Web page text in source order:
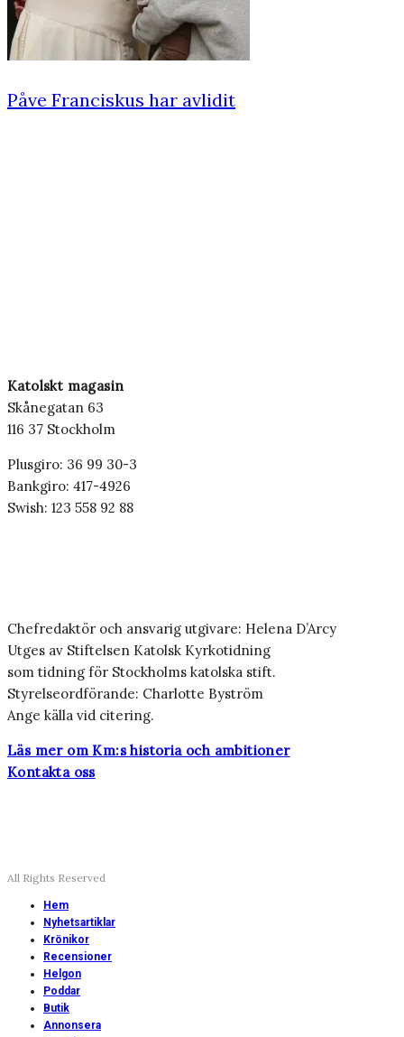
Påve Franciskus har avlidit
Katolskt magasin
Skånegatan 63
116 37 Stockholm
Plusgiro: 36 99 30-3
Bankgiro: 417-4926
Swish: 123 558 92 88
Chefredaktör och ansvarig utgivare: Helena D’Arcy
Utges av Stiftelsen Katolsk Kyrkotidning
som tidning för Stockholms katolska stift.
Styrelseordförande: Charlotte Byström
Ange källa vid citering.
Läs mer om Km:s historia och ambitioner
Kontakta oss
All Rights Reserved
Hem
Nyhetsartiklar
Krönikor
Recensioner
Helgon
Poddar
Butik
Annonsera